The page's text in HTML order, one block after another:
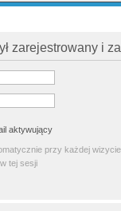
zarejestrowany i
aktywujący
przy każdej wizycie
tej sesji